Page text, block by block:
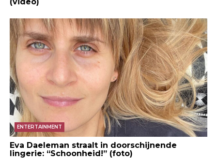
ENTERTAINMENT
Eva Daeleman straalt in doorschijnende
lingerie: “Schoonheid!” (foto)